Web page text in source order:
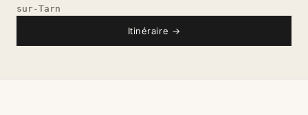
sur-Tarn
Itinéraire →